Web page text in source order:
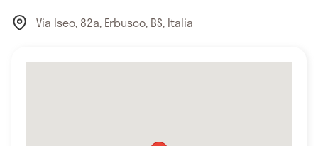
Via Iseo, 82a, Erbusco, BS, Italia